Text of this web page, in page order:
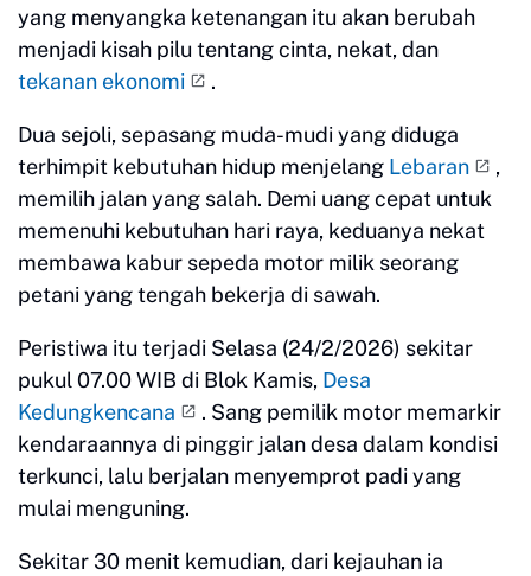
yang menyangka ketenangan itu akan berubah
menjadi kisah pilu tentang cinta, nekat, dan
tekanan ekonomi
.
Dua sejoli, sepasang muda-mudi yang diduga
terhimpit kebutuhan hidup menjelang Lebaran
,
memilih jalan yang salah. Demi uang cepat untuk
memenuhi kebutuhan hari raya, keduanya nekat
membawa kabur sepeda motor milik seorang
petani yang tengah bekerja di sawah.
Peristiwa itu terjadi Selasa (24/2/2026) sekitar
pukul 07.00 WIB di Blok Kamis, Desa
Kedungkencana
. Sang pemilik motor memarkir
kendaraannya di pinggir jalan desa dalam kondisi
terkunci, lalu berjalan menyemprot padi yang
mulai menguning.
Sekitar 30 menit kemudian, dari kejauhan ia